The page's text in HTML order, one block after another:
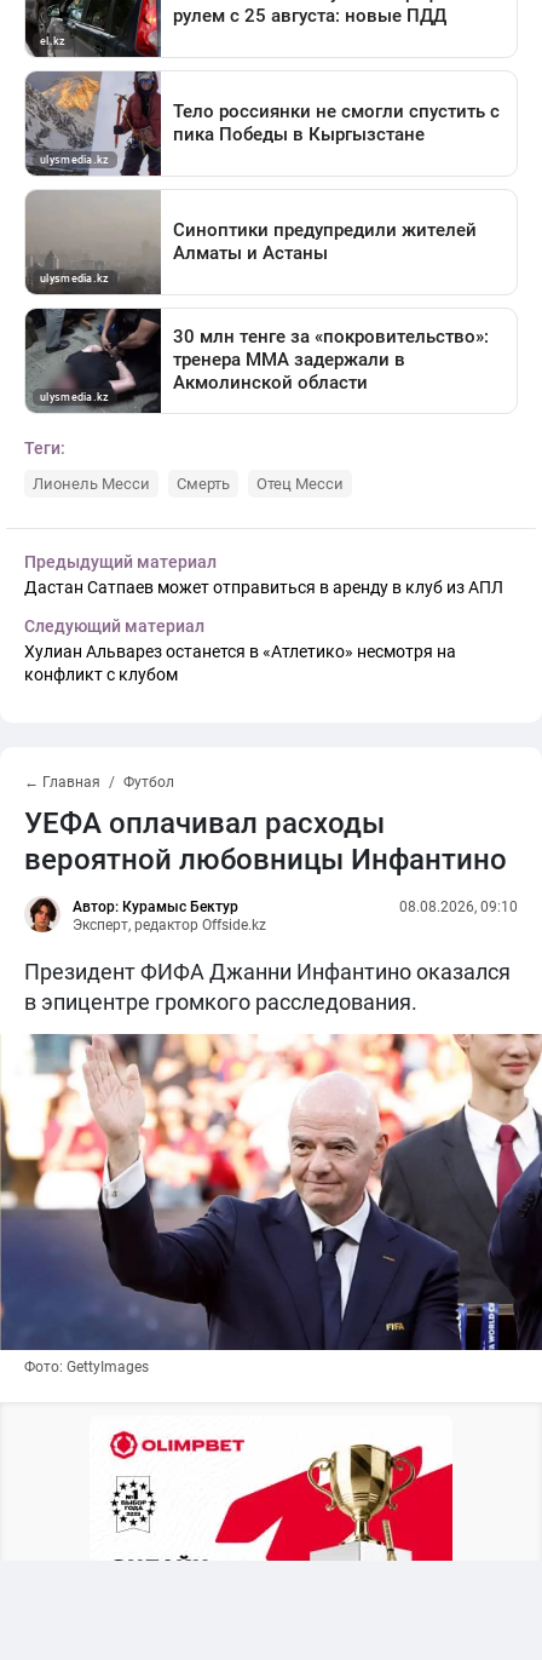
Теги:
Лионель Месси Смерть Отец Месси
Предыдущий материал
Дастан Сатпаев может отправиться в аренду в клуб из АПЛ
Следующий материал
Хулиан Альварез останется в «Атлетико» несмотря на
конфликт с клубом
← Главная Футбол
УЕФА оплачивал расходы
вероятной любовницы Инфантино
Автор: Курамыс Бектур
Эксперт, редактор Offside.kz
08.08.2026, 09:10
Президент ФИФА Джанни Инфантино оказался
в эпицентре громкого расследования.
Фото: GettyImages